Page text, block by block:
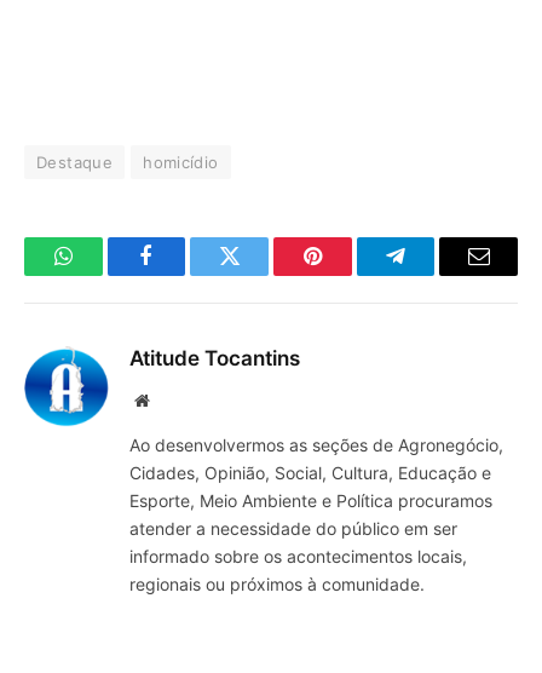
Destaque homicídio
WhatsAppFacebookTwitter Pinterest TelegramaE-
Atitude Tocantins
Site
Ao desenvolvermos as seções de Agronegócio,
Cidades, Opinião, Social, Cultura, Educação e
Esporte, Meio Ambiente e Política procuramos
atender a necessidade do público em ser
informado sobre os acontecimentos locais,
regionais ou próximos à comunidade.